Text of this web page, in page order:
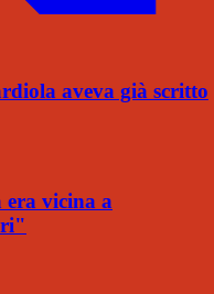
aveva già scritto
vicina a